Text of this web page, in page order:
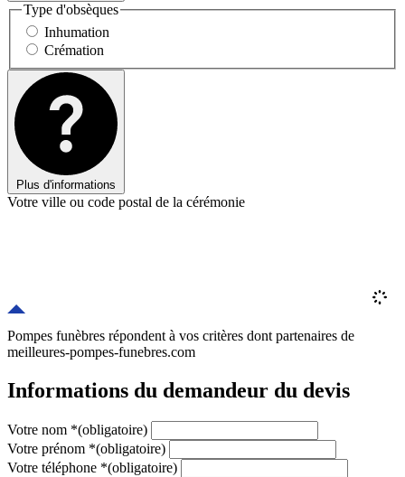
Type d'obsèques
Inhumation
Crémation
Plus d'informations
Votre ville ou code postal de la cérémonie
Pompes funèbres répondent à vos critères dont partenaires de
meilleures-pompes-funebres.com
Informations du demandeur du devis
Votre nom *(obligatoire)
Votre prénom *(obligatoire)
Votre téléphone *(obligatoire)